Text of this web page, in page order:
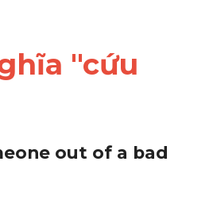
"cứu
out of a bad